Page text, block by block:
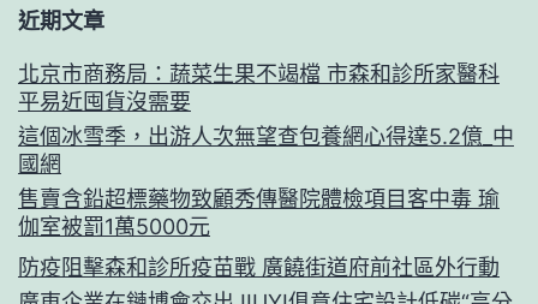
近期文章
北京市商務局：蔬菜生果不竭檔 市森和診所家醫科
平易近囤貨沒需要
這個冰雪季，出游人次無望查包養網心得達5.2億_中
國網
售賣含鉛超標藥物致顧秀傳醫院體檢項目客中毒 瑜
伽室被罰1萬5000元
防疫阻擊森和診所疫苗戰 廣饒街道府前社區外行動